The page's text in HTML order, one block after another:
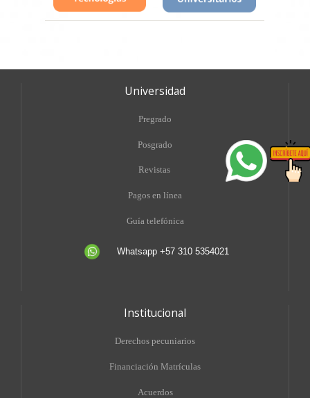
Universidad
Pregrado
Posgrado
Revistas
Pagos en línea
Guía telefónica
Whatsapp +57 310 5354021
Institucional
Derechos pecuniarios
Financiación Matrículas
Acuerdos